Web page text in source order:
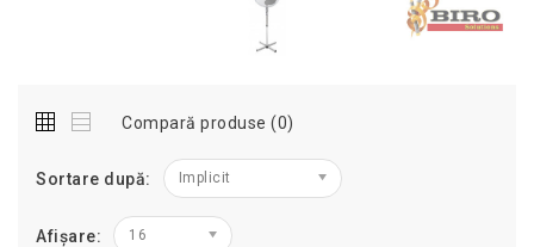
Compară produse (0)
Sortare după: Implicit
Afișare: 16